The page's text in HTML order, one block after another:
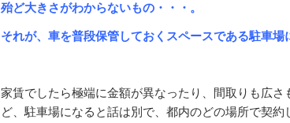
殆ど大きさがわからないもの・・・。
それが、車を普段保管しておくスペースである駐車場
家賃でしたら極端に金額が異なったり、間取りも広
ど、駐車場になると話は別で、都内のどの場所で契約